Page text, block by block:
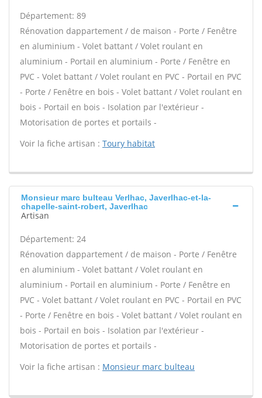
Département: 89
Rénovation dappartement / de maison - Porte / Fenêtre
en aluminium - Volet battant / Volet roulant en
aluminium - Portail en aluminium - Porte / Fenêtre en
PVC - Volet battant / Volet roulant en PVC - Portail en PVC
- Porte / Fenêtre en bois - Volet battant / Volet roulant en
bois - Portail en bois - Isolation par l'extérieur -
Motorisation de portes et portails -
Voir la fiche artisan : Toury habitat
Monsieur marc bulteau Verlhac, Javerlhac-et-la-
chapelle-saint-robert, Javerlhac
Artisan
Département: 24
Rénovation dappartement / de maison - Porte / Fenêtre
en aluminium - Volet battant / Volet roulant en
aluminium - Portail en aluminium - Porte / Fenêtre en
PVC - Volet battant / Volet roulant en PVC - Portail en PVC
- Porte / Fenêtre en bois - Volet battant / Volet roulant en
bois - Portail en bois - Isolation par l'extérieur -
Motorisation de portes et portails -
Voir la fiche artisan : Monsieur marc bulteau